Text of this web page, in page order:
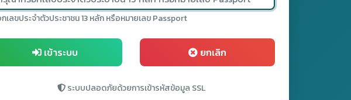
เลขประจำตัวประชาชน 13 หลัก หรือหมายเลข Passport
เข้าระบบ ยกเลิก
ระบบปลอดภัยด้วยการเข้ารหัสข้อมูล SSL